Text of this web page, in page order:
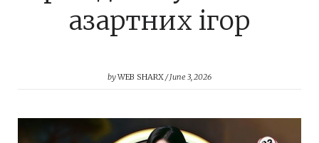
азартних ігор
byWEB SHARX June 3, 2026